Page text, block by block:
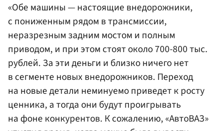
«Обе машины — настоящие внедорожники,
с пониженным рядом в трансмиссии,
неразрезным задним мостом и полным
приводом, и при этом стоят около 700-800 тыс.
рублей. За эти деньги и близко ничего нет
в сегменте новых внедорожников. Переход
на новые детали неминуемо приведет к росту
ценника, а тогда они будут проигрывать
на фоне конкурентов. К сожалению, «АвтоВАЗ»